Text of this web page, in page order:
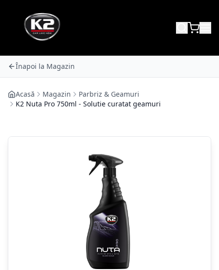
Înapoi la Magazin
Acasă Magazin
Parbriz & Geamuri
K2 Nuta Pro 750ml - Solutie curatat geamuri